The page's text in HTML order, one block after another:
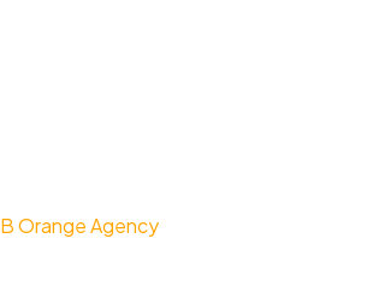
B Orange Agency